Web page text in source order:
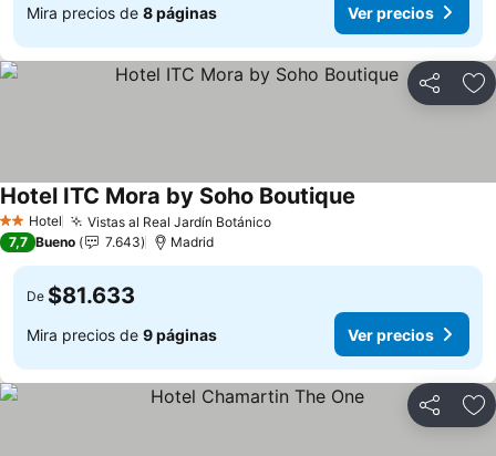
Mira precios de 8 páginas Ver precios
Compartir
2 Estrellas
Hotel Vistas al Real Jardín Botánico
Hotel ITC Mora by Soho Boutique
7,7 Bueno 7.643 Madrid
De $81.633
Mira precios de 9 páginas Ver precios
Compartir